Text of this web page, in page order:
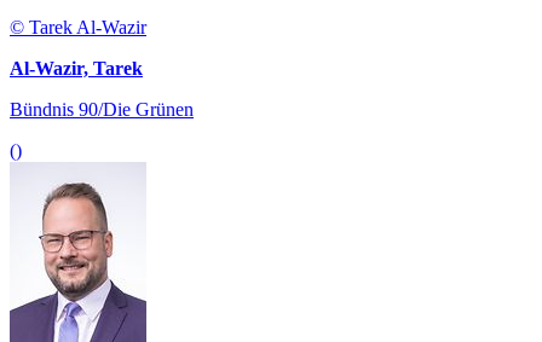
© Tarek Al-Wazir
Al-Wazir, Tarek
Bündnis 90/Die Grünen
()